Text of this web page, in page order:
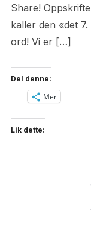
Share!
kaller den «det
ord! Vi er […]
Del denne:
Mer
Lik dette: